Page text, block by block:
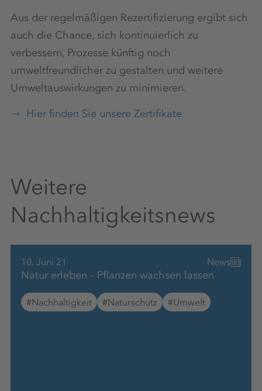
Aus der regelmäßigen Rezertifizierung ergibt sich
auch die Chance, sich kontinuierlich zu
verbessern, Prozesse künftig noch
umweltfreundlicher zu gestalten und weitere
Umweltauswirkungen zu minimieren.
Hier finden Sie unsere Zertifikate
Weitere
Nachhaltigkeitsnews
10. Juni 21 News
Natur erleben – Pflanzen wachsen lassen
#Nachhaltigkeit #Naturschutz #Umwelt